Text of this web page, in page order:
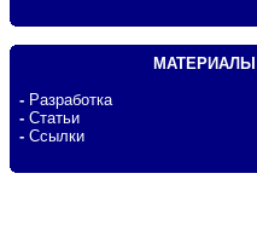
МАТЕРИАЛЫ
- Разработка
- Статьи
- Ссылки